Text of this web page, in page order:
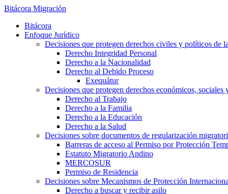
Bitácora Migración
Bitácora
Enfoque Jurídico
Decisiones que protegen derechos civiles y políticos de
Derecho Integridad Personal
Derecho a la Nacionalidad
Derecho al Debido Proceso
Exequátur
Decisiones que protegen derechos económicos,
Derecho al Trabajo
Derecho a la Familia
Derecho a la Educación
Derecho a la Salud
Decisiones sobre documentos de regularización
Barreras de acceso al Permiso por Protección
Estatuto Migratorio Andino
MERCOSUR
Permiso de Residencia
Decisiones sobre Mecanismos de Protección
Derecho a buscar y recibir asilo